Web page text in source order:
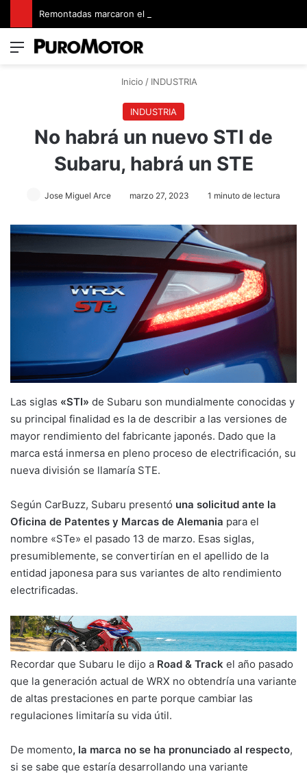
Menú
Inicio / INDUSTRIA
INDUSTRIA
No habrá un nuevo STI de
Subaru, habrá un STE
Jose Miguel Arce marzo 27, 2023 1 minuto de lectura
Las siglas «STI» de Subaru son mundialmente conocidas y
su principal finalidad es la de describir a las versiones de
mayor rendimiento del fabricante japonés. Dado que la
marca está inmersa en pleno proceso de electrificación, su
nueva división se llamaría STE.
Según CarBuzz, Subaru presentó una solicitud ante la
Oficina de Patentes y Marcas de Alemania para el
nombre «STe» el pasado 13 de marzo. Esas siglas,
presumiblemente, se convertirían en el apellido de la
entidad japonesa para sus variantes de alto rendimiento
electrificadas.
Recordar que Subaru le dijo a Road & Track el año pasado
que la generación actual de WRX no obtendría una variante
de altas prestaciones en parte porque cambiar las
regulaciones limitaría su vida útil.
De momento, la marca no se ha pronunciado al respecto,
si se sabe que estaría desarrollando una variante